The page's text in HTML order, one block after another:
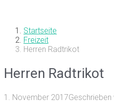
Startseite
Freizeit
Herren Radtrikot
Herren Radtrikot
1. November 2017Geschrieben